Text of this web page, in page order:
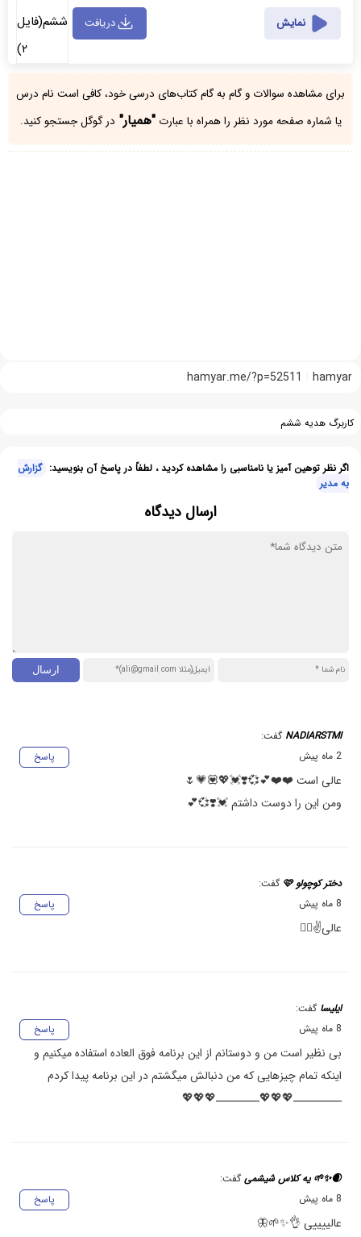
نمایش دریافت
برای مشاهده سوالات و گام به گام کتاب‌های درسی خود، کافی است نام درس
یا شماره صفحه مورد نظر را همراه با عبارت"همیار" در گوگل جستجو کنید.
hamyar
hamyar.me/?p=52511
کاربرگ هدیه ششم
اگر نظر توهین آمیز یا نامناسبی را مشاهده کردید ، لطفاً در پاسخ آن بنویسید: گزارش
به مدیر
ارسال دیدگاه
NADIARSTMI گفت:
پاسخ
2 ماه پیش
عالی است ❤️❤️💕💞❣️💓💖💟💗🌷
ومن این را دوست داشتم 💓❣️💞💕
دختر کوچولو 🩷
گفت:
پاسخ
8 ماه پیش
عالی✌️❤️‍🔥
ایلیسا گفت:
پاسخ
8 ماه پیش
بی نظیر است من و دوستانم از این برنامه فوق العاده استفاده میکنیم و
اینکه تمام چیزهایی که من دنبالش میگشتم در این برنامه پیدا کردم
ــــــــــ💖💖💖ـــــــــ💖💖💖
🌒✨🌱 یه کلاس شیشمی گفت:
پاسخ
8 ماه پیش
عالییییی 👌✨🌱🦋